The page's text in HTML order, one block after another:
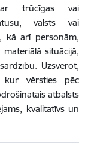
trūcīgas vai
valsts vai
kā arī personām,
situācijā,
Uzsverot,
kur vērsties pēc
atbalsts
kvalitatīvs un